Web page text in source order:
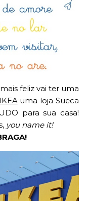
feliz vai ter uma
IKEAuma loja Sueca
para sua casa!
you name it!